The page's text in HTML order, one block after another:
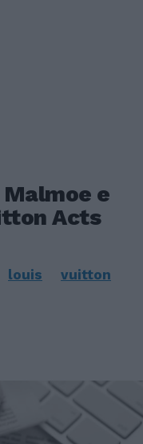
Malmoe e
Acts
louis
vuitton